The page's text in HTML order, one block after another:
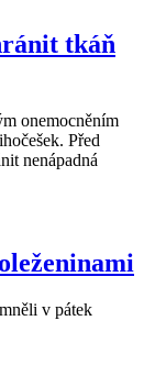
tkáň
onemocněním
Před
nenápadná
v pátek